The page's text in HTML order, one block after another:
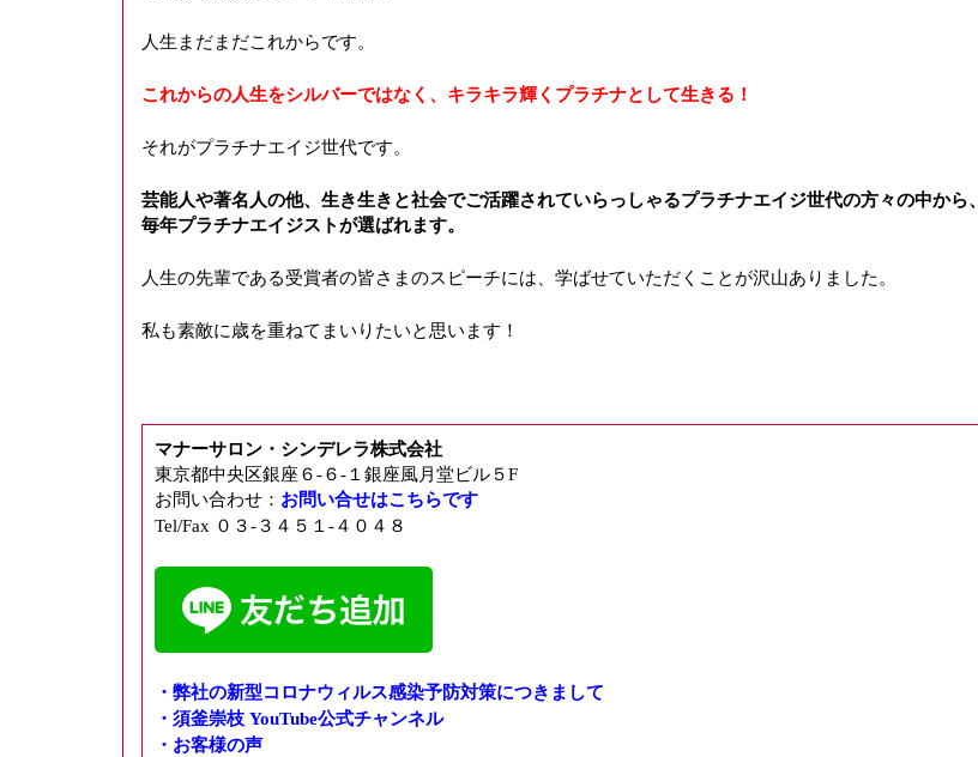
人生まだまだこれからです。
これからの人生をシルバーではなく、キラキラ輝くプラチナとして生きる！
それがプラチナエイジ世代です。
芸能人や著名人の他、生き生きと社会でご活躍されていらっしゃるプラチナエイジ世代の方々の中から、
毎年プラチナエイジストが選ばれます。
人生の先輩である受賞者の皆さまのスピーチには、学ばせていただくことが沢山ありました。
私も素敵に歳を重ねてまいりたいと思います！
マナーサロン・シンデレラ株式会社
東京都中央区銀座６-６-１銀座風月堂ビル５F
お問い合わせ： お問い合せはこちらです
Tel/Fax ０３-３４５１-４０４８
・弊社の新型コロナウィルス感染予防対策につきまして
・須釜崇枝 YouTube公式チャンネル
・お客様の声